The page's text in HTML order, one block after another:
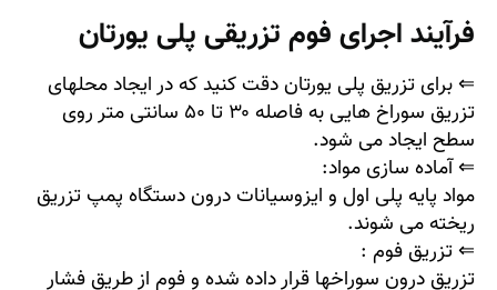
فرآیند اجرای فوم تزریقی پلی یورتان
⇐ برایتزریق پلی یورتاندقت کنید که در ایجاد محلهای
تزریق سوراخ هایی به فاصله ۳۰ تا ۵۰ سانتی متر روی
سطح ایجاد می شود.
⇐ آماده سازی مواد:
مواد پایه پلی اول و ایزوسیانات درون دستگاه پمپ تزریق
ریخته می شوند.
⇐ تزریق فوم :
تزریق درون سوراخها قرار داده شده و فوم از طریق فشار